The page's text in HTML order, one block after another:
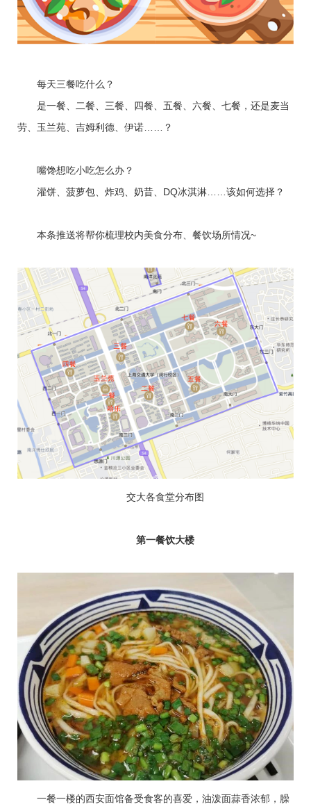
每天三餐吃什么？
是一餐、二餐、三餐、四餐、五餐、六餐、七餐，还是麦当
劳、玉兰苑、吉姆利德、伊诺……？
嘴馋想吃小吃怎么办？
灌饼、菠萝包、炸鸡、奶昔、DQ冰淇淋……该如何选择？
本条推送将帮你梳理校内美食分布、餐饮场所情况~
交大各食堂分布图
第一餐饮大楼
一餐一楼的西安面馆备受食客的喜爱，油泼面蒜香浓郁，臊